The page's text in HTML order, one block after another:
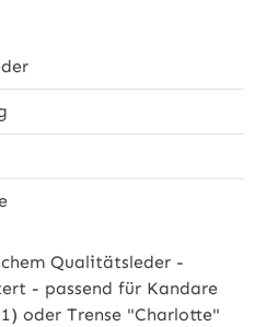
Qualitätsleder -
- passend für Kandare
oder Trense "Charlotte"